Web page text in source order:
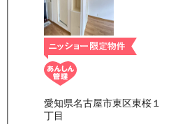
愛知県名古屋市東区東桜１
丁目